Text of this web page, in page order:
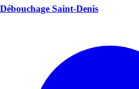
Débouchage Saint-Denis